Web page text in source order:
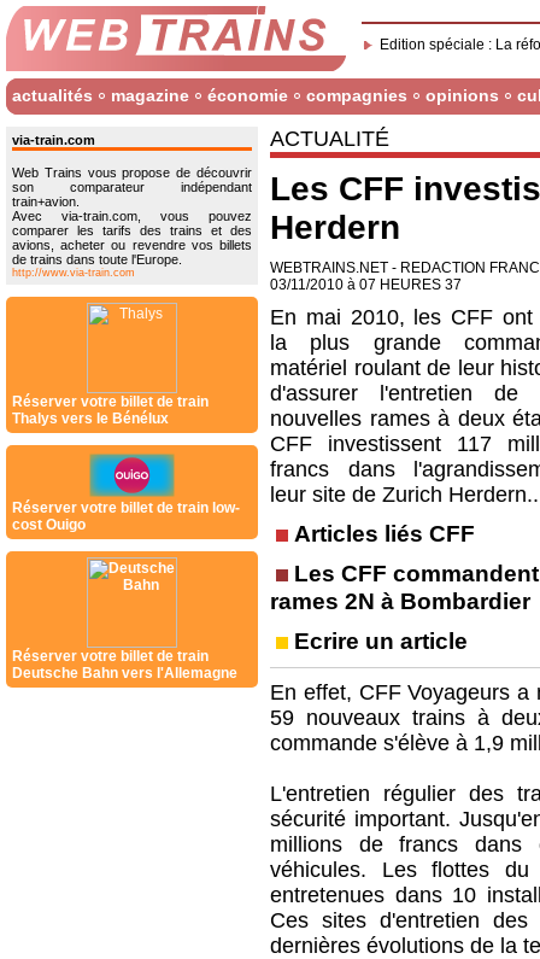
Edition spéciale : La
actualités magazine économie compagnies opinions
via-train.com
Web Trains vous propose de découvrir
son comparateur indépendant
train+avion.
Avec via-train.com, vous pouvez
comparer les tarifs des trains et des
avions, acheter ou revendre vos billets
de trains dans toute l'Europe.
http://www.via-train.com
Réserver votre billet de train
Thalys vers le Bénélux
Réserver votre billet de train low-
cost Ouigo
Réserver votre billet de train
Deutsche Bahn vers l'Allemagne
ACTUALITÉ
Les CFF
Herdern
WEBTRAINS.NET - REDACTION
03/11/2010 à 07 HEURES 37
En mai 2010, les CFF ont
la plus grande
matériel roulant de leur
d'assurer l'entretien
nouvelles rames à deux
CFF investissent 117
francs dans
leur site de Zurich Herdern..
Articles liés CFF
Les CFF
rames 2N à Bombardier
Ecrire un article
En effet, CFF Voyageurs
59 nouveaux trains à
commande s'élève à 1,9
L'entretien régulier des
sécurité important.
millions de francs dans
véhicules. Les flottes
entretenues dans 10
Ces sites d'entretien des
dernières évolutions de la